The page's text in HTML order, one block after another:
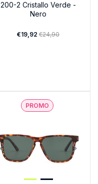
200-2 Cristallo Verde -
Nero
€19,92 €24,90
PROMO